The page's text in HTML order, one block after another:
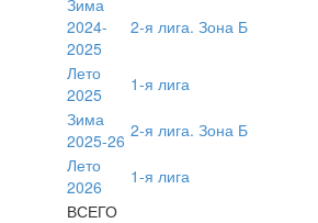
2024-
2025
2-я лига. Зона Б
Лето
2025
1-я лига
Зима
2025-26 2-я лига. Зона Б
Лето
2026
1-я лига
ВСЕГО